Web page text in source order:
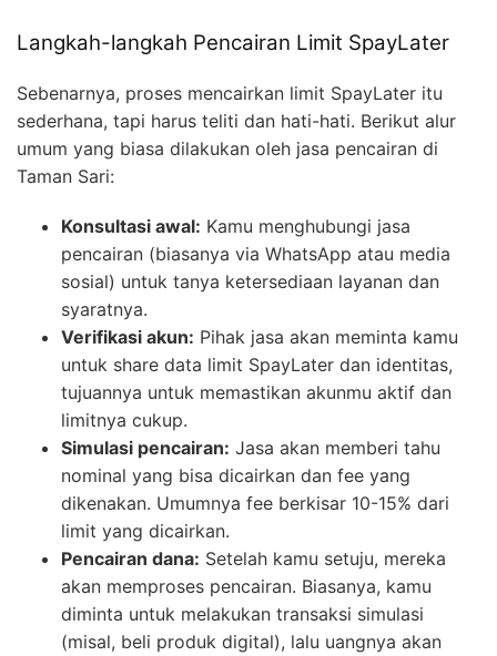
Langkah-langkah Pencairan Limit SpayLater
Sebenarnya, proses mencairkan limit SpayLater itu
sederhana, tapi harus teliti dan hati-hati. Berikut alur
umum yang biasa dilakukan oleh jasa pencairan di
Taman Sari:
Konsultasi awal: Kamu menghubungi jasa
pencairan (biasanya via WhatsApp atau media
sosial) untuk tanya ketersediaan layanan dan
syaratnya.
Verifikasi akun: Pihak jasa akan meminta kamu
untuk share data limit SpayLater dan identitas,
tujuannya untuk memastikan akunmu aktif dan
limitnya cukup.
Simulasi pencairan: Jasa akan memberi tahu
nominal yang bisa dicairkan dan fee yang
dikenakan. Umumnya fee berkisar 10-15% dari
limit yang dicairkan.
Pencairan dana: Setelah kamu setuju, mereka
akan memproses pencairan. Biasanya, kamu
diminta untuk melakukan transaksi simulasi
(misal, beli produk digital), lalu uangnya akan